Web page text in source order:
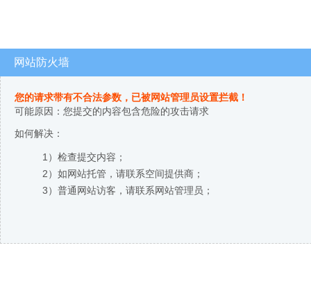
网站防火墙
您的请求带有不合法参数，已被网站管理员设置拦截！
可能原因：您提交的内容包含危险的攻击请求
如何解决：
1）检查提交内容；
2）如网站托管，请联系空间提供商；
3）普通网站访客，请联系网站管理员；